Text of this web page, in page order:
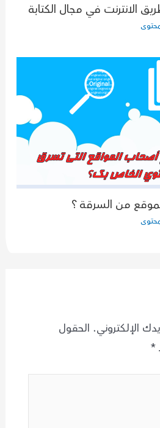
الانترنت في مجال الكتابة
من السرقة ؟
الإلكتروني. الحقول
*